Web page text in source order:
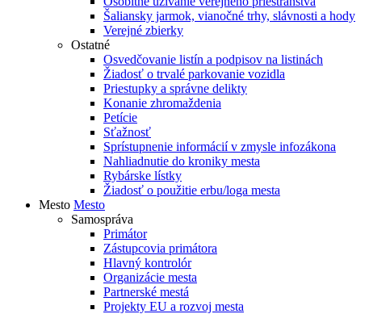
Šaliansky jarmok, vianočné trhy, slávnosti a hody
Verejné zbierky
Ostatné
Osvedčovanie listín a podpisov na listinách
Žiadosť o trvalé parkovanie vozidla
Priestupky a správne delikty
Konanie zhromaždenia
Petície
Sťažnosť
Sprístupnenie informácií v zmysle infozákona
Nahliadnutie do kroniky mesta
Rybárske lístky
Žiadosť o použitie erbu/loga mesta
Mesto Mesto
Samospráva
Primátor
Zástupcovia primátora
Hlavný kontrolór
Organizácie mesta
Partnerské mestá
Projekty EU a rozvoj mesta